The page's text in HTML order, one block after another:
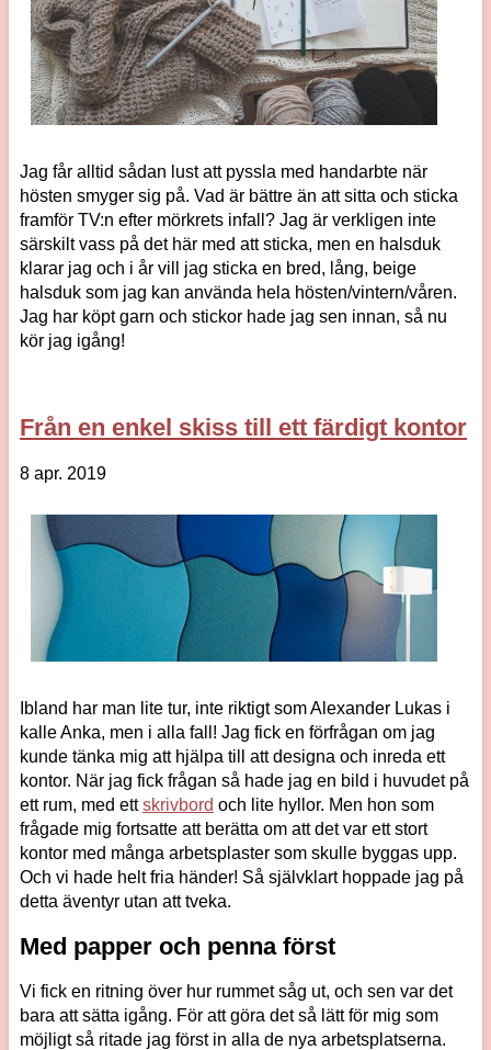
Jag får alltid sådan lust att pyssla med handarbte när
hösten smyger sig på. Vad är bättre än att sitta och sticka
framför TV:n efter mörkrets infall? Jag är verkligen inte
särskilt vass på det här med att sticka, men en halsduk
klarar jag och i år vill jag sticka en bred, lång, beige
halsduk som jag kan använda hela hösten/vintern/våren.
Jag har köpt garn och stickor hade jag sen innan, så nu
kör jag igång!
Från en enkel skiss till ett färdigt kontor
8 apr. 2019
Ibland har man lite tur, inte riktigt som Alexander Lukas i
kalle Anka, men i alla fall! Jag fick en förfrågan om jag
kunde tänka mig att hjälpa till att designa och inreda ett
kontor. När jag fick frågan så hade jag en bild i huvudet på
ett rum, med ettskrivbord och lite hyllor. Men hon som
frågade mig fortsatte att berätta om att det var ett stort
kontor med många arbetsplaster som skulle byggas upp.
Och vi hade helt fria händer! Så självklart hoppade jag på
detta äventyr utan att tveka.
Med papper och penna först
Vi fick en ritning över hur rummet såg ut, och sen var det
bara att sätta igång. För att göra det så lätt för mig som
möjligt så ritade jag först in alla de nya arbetsplatserna.